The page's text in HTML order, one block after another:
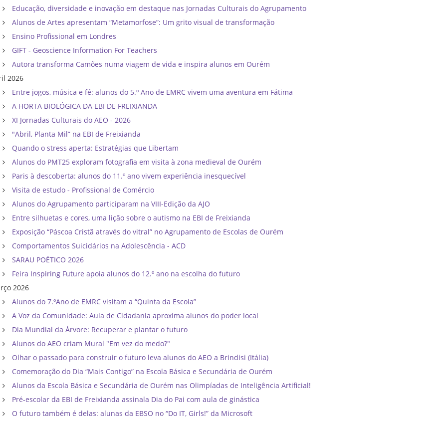
Educação, diversidade e inovação em destaque nas Jornadas Culturais do Agrupamento
Alunos de Artes apresentam “Metamorfose”: Um grito visual de transformação
Ensino Profissional em Londres
GIFT - Geoscience Information For Teachers
Autora transforma Camões numa viagem de vida e inspira alunos em Ourém
2026
Entre jogos, música e fé: alunos do 5.º Ano de EMRC vivem uma aventura em Fátima
A HORTA BIOLÓGICA DA EBI DE FREIXIANDA
XI Jornadas Culturais do AEO - 2026
"Abril, Planta Mil” na EBI de Freixianda
Quando o stress aperta: Estratégias que Libertam
Alunos do PMT25 exploram fotografia em visita à zona medieval de Ourém
Paris à descoberta: alunos do 11.º ano vivem experiência inesquecível
Visita de estudo - Profissional de Comércio
Alunos do Agrupamento participaram na VIII-Edição da AJO
Entre silhuetas e cores, uma lição sobre o autismo na EBI de Freixianda
Exposição “Páscoa Cristã através do vitral” no Agrupamento de Escolas de Ourém
Comportamentos Suicidários na Adolescência - ACD
SARAU POÉTICO 2026
Feira Inspiring Future apoia alunos do 12.º ano na escolha do futuro
2026
Alunos do 7.ºAno de EMRC visitam a “Quinta da Escola”
A Voz da Comunidade: Aula de Cidadania aproxima alunos do poder local
Dia Mundial da Árvore: Recuperar e plantar o futuro
Alunos do AEO criam Mural "Em vez do medo?"
Olhar o passado para construir o futuro leva alunos do AEO a Brindisi (Itália)
Comemoração do Dia “Mais Contigo” na Escola Básica e Secundária de Ourém
Alunos da Escola Básica e Secundária de Ourém nas Olimpíadas de Inteligência Artificial!
Pré-escolar da EBI de Freixianda assinala Dia do Pai com aula de ginástica
O futuro também é delas: alunas da EBSO no “Do IT, Girls!” da Microsoft